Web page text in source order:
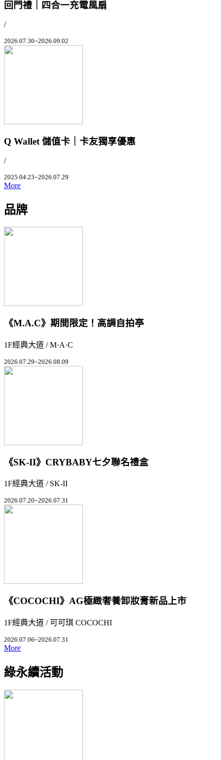
回門禮｜四合一充電風扇
/
2026.07.30~2026.09.02
Q Wallet 儲值卡｜卡友獨享優惠
/
2025.04.23~2026.07.29
More
品牌
《M.A.C》期間限定！高調自拍亭
1F經典大道 / M·A·C
2026.07.29~2026.08.09
《SK-II》CRYBABY七夕聯名禮盒
1F經典大道 / SK-II
2026.07.20~2026.07.31
《COCOCHI》AG極緻奢養卸妝膏新品上市
1F經典大道 / 可可琪 COCOCHI
2026.07.06~2026.07.31
More
綠永續活動